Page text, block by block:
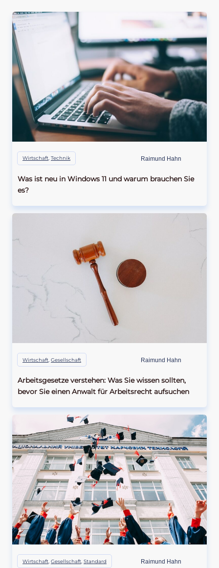
Wirtschaft, Technik Raimund Hahn
Was ist neu in Windows 11 und warum brauchen Sie
es?
Wirtschaft, Gesellschaft Raimund Hahn
Arbeitsgesetze verstehen: Was Sie wissen sollten,
bevor Sie einen Anwalt für Arbeitsrecht aufsuchen
Wirtschaft, Gesellschaft, Standard Raimund Hahn